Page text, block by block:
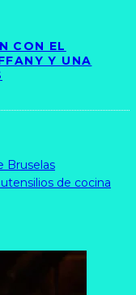
CON EL
Y UNA
Bruselas
de cocina